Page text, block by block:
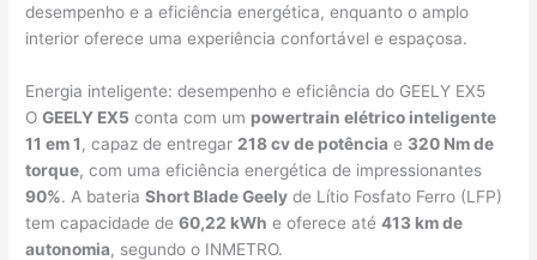
desempenho e a eficiência energética, enquanto o amplo
interior oferece uma experiência confortável e espaçosa.
Energia inteligente: desempenho e eficiência do GEELY EX5
OGEELY EX5 conta com um powertrain elétrico inteligente
11 em 1 , capaz de entregar 218 cv de potência e 320 Nm de
torque, com uma eficiência energética de impressionantes
90%. A bateriaShort Blade Geely de Lítio Fosfato Ferro (LFP)
tem capacidade de60,22 kWh e oferece até413 km de
autonomia, segundo o INMETRO.